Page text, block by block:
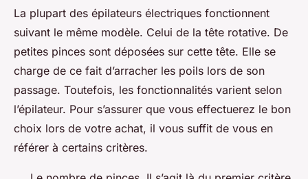
La plupart des épilateurs électriques fonctionnent
suivant le même modèle. Celui de la tête rotative. De
petites pinces sont déposées sur cette tête. Elle se
charge de ce fait d’arracher les poils lors de son
passage. Toutefois, les fonctionnalités varient selon
l’épilateur. Pour s’assurer que vous effectuerez le bon
choix lors de votre achat, il vous suffit de vous en
référer à certains critères.